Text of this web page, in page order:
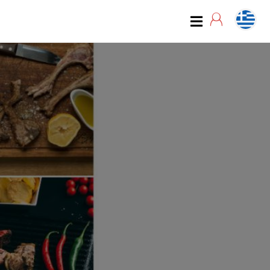
07:00 07:15
08:00
08:15
09:00
09:15
10:00
10:15
11:00
11:15
12:00
13:00
13:15
14:15
15:00
15:15
16:00
16:15